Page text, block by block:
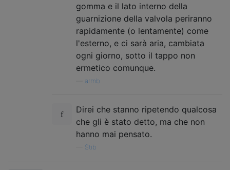
gomma e il lato interno della
guarnizione della valvola periranno
rapidamente (o lentamente) come
l'esterno, e ci sarà aria, cambiata
ogni giorno, sotto il tappo non
ermetico comunque.
armb
Direi che stanno ripetendo qualcosa
che gli è stato detto, ma che non
hanno mai pensato.
Stib